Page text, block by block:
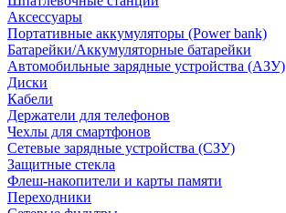
Аксессуары
Портативные аккумуляторы (Power bank)
Батарейки/Аккумуляторные батарейки
Автомобильные зарядные устройства (АЗУ)
Диски
Кабели
Держатели для телефонов
Чехлы для смартфонов
Сетевые зарядные устройства (СЗУ)
Защитные стекла
Флеш-накопители и карты памяти
Переходники